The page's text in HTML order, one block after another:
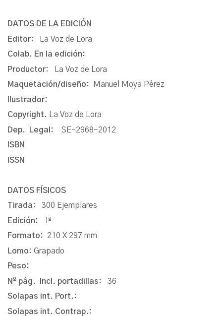
DATOS DE LA EDICIÓN
Editor:
La Voz de Lora
Colab. En la edición:
Productor:
La Voz de Lora
Maquetación/diseño:
Manuel Moya Pérez
Ilustrador:
Copyright. La Voz de Lora
Dep. Legal: SE-2968-2012
ISBN
ISSN
DATOS FÍSICOS
Tirada: 300 Ejemplares
Edición:
1ª
Formato: 210 X 297 mm
Lomo: Grapado
Peso:
Nº pág. Incl. portadillas: 36
Solapas int. Port.:
Solapas int. Contrap.: